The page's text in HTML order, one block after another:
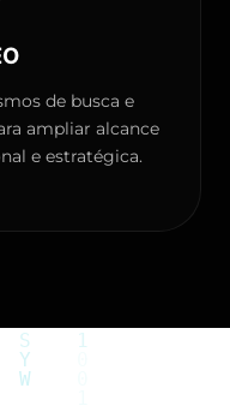
de busca e
ampliar alcance
e estratégica.